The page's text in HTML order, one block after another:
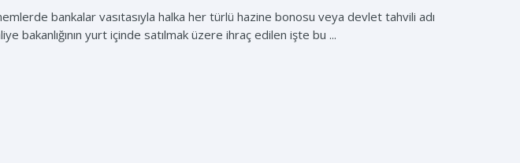
bankalar vasıtasıyla halka her türlü hazine bonosu veya devlet tahvili adı
bakanlığının yurt içinde satılmak üzere ihraç edilen işte bu ...